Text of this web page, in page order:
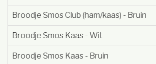
Broodje Smos Club (ham/kaas) - Bruin
Broodje Smos Kaas - Wit
Broodje Smos Kaas - Bruin